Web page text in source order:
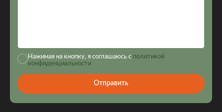
Нажимая на кнопку, я соглашаюсь с политикой
конфиденциальности
Отправить